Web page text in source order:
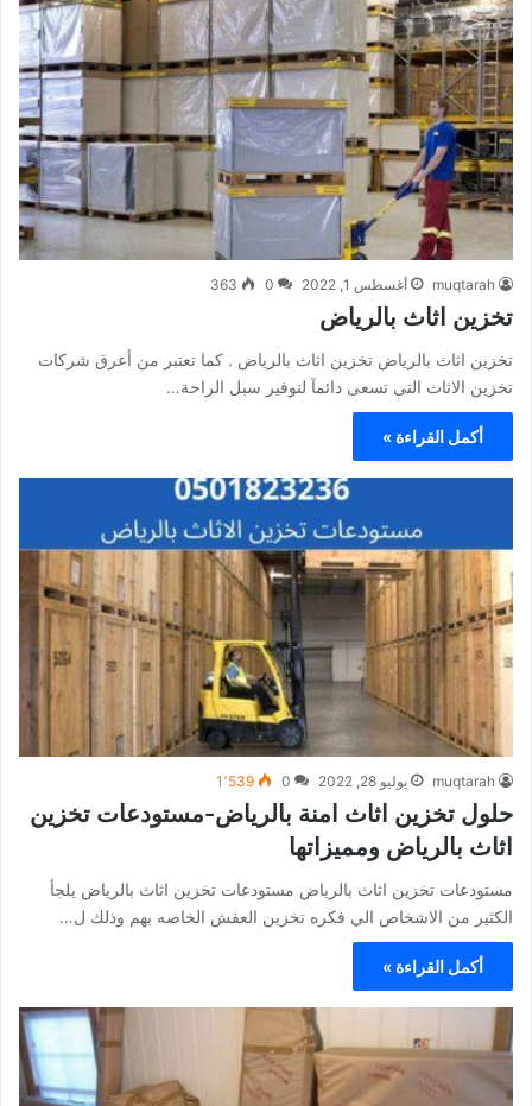
muqtarah أغسطس 1, 2022 0
363
تخزين اثاث بالرياض
تخزين اثاث بالرياض تخزين اثاث بالرياض . كما تعتبر من أعرق شركات
تخزين الاثاث التى تسعى دائمآ لتوفير سبل الراحة…
أكمل القراءة »
muqtarah يوليو 28, 2022 0 1٬539
حلول تخزين اثاث امنة بالرياض-مستودعات تخزين
اثاث بالرياض ومميزاتها
مستودعات تخزين اثاث بالرياض مستودعات تخزين اثاث بالرياض يلجأ
الكثير من الاشخاص الي فكره تخزين العفش الخاصه بهم وذلك ل…
أكمل القراءة »